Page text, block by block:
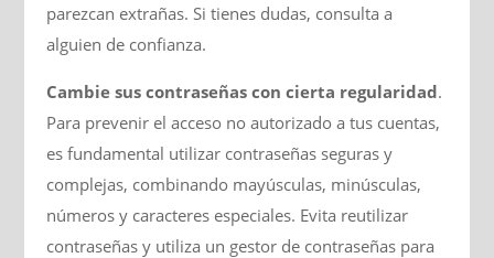
parezcan extrañas. Si tienes dudas, consulta a
alguien de confianza.
Cambie sus contraseñas con cierta regularidad.
Para prevenir el acceso no autorizado a tus cuentas,
es fundamental utilizar contraseñas seguras y
complejas, combinando mayúsculas, minúsculas,
números y caracteres especiales. Evita reutilizar
contraseñas y utiliza un gestor de contraseñas para